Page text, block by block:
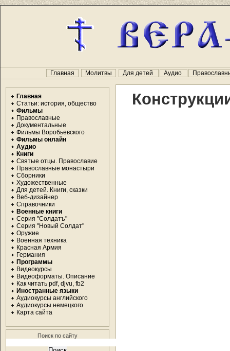
Главная Молитвы Для детей Аудио
Главная
Статьи: история, общество
Фильмы
Православные
Документальные
Фильмы Воробьевского
Фильмы онлайн
Аудио
Книги
Святые отцы. Православие
Православные монастыри
Сборники
Художественные
Для детей. Книги, сказки
Веб-дизайнер
Справочники
Военные книги
Серия "Солдатъ"
Серия "Новый Солдат"
Оружие
Военная техника
Красная Армия
Германия
Программы
Видеокурсы
Видеоформаты. Описание
Как читать pdf, djvu, fb2
Иностранные языки
Аудиокурсы английского
Аудиокурсы немецкого
Карта сайта
Поиск по сайту